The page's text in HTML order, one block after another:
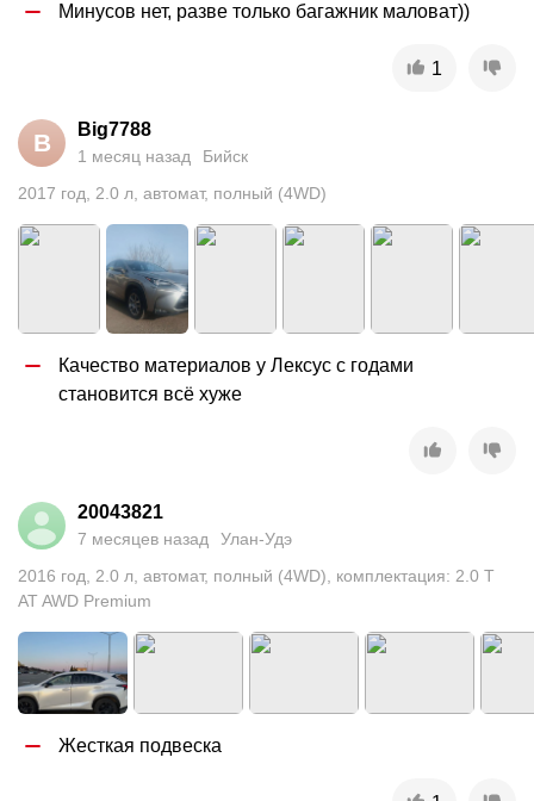
Минусов нет, разве только багажник маловат))
1
B Big7788
1 месяц назад
Бийск
2017 год 2.0 л автомат, полный (4WD)
Качество материалов у Лексус с годами
становится всё хуже
20043821
7 месяцев назад
Улан-Удэ
2016 год 2.0 л автомат, полный (4WD)
комплектация: 2.0 T
AT AWD Premium
Жесткая подвеска